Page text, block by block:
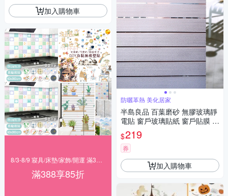
加入購物車
滿388享85折
防曬革熱 美化居家
半島良品 百葉磨砂 無膠玻璃靜
電貼 窗戶玻璃貼紙 窗戶貼膜 隱
私貼 靜電玻璃貼45x200cm
$219
券
加入購物車